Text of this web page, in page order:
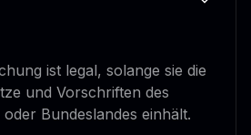
ist legal, solange sie die
und Vorschriften des
oder Bundeslandes einhält.